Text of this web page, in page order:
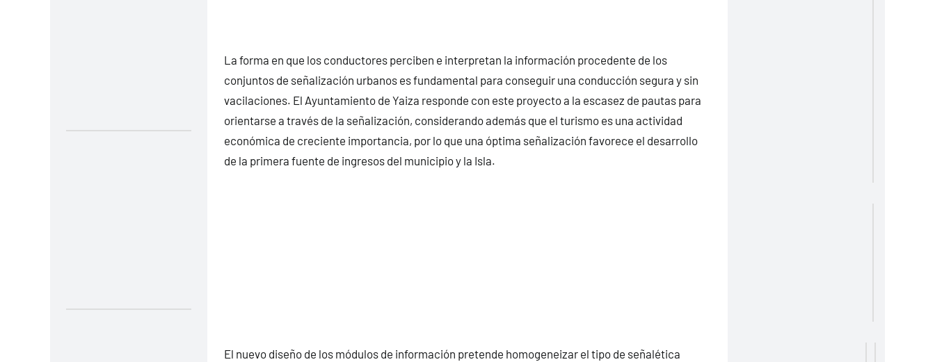
La forma en que los conductores perciben e interpretan la información procedente de los
conjuntos de señalización urbanos es fundamental para conseguir una conducción segura y sin
vacilaciones. El Ayuntamiento de Yaiza responde con este proyecto a la escasez de pautas para
orientarse a través de la señalización, considerando además que el turismo es una actividad
económica de creciente importancia, por lo que una óptima señalización favorece el desarrollo
de la primera fuente de ingresos del municipio y la Isla.
El nuevo diseño de los módulos de información pretende homogeneizar el tipo de señalética